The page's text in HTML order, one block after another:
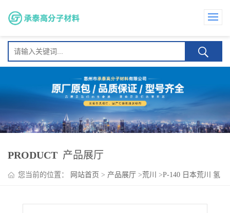
PRODUCT 产品展厅
您当前的位置： 网站首页 > 产品展厅 >荒川 >P-140 日本荒川 氢